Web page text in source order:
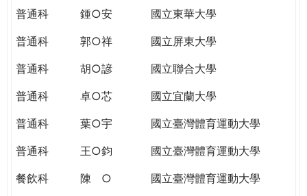
TODAY
THE
WORLD
PUTTING
YOU
THE
CITIZENSHIP
普通科
鍾○安
國立東華大學
普通科
郭○祥
國立屏東大學
普通科
胡○諺
國立聯合大學
普通科
卓○芯
國立宜蘭大學
普通科
葉○宇
國立臺灣體育運動大學
普通科
王○鈞
國立臺灣體育運動大學
餐飲科
陳 ○
國立臺灣體育運動大學